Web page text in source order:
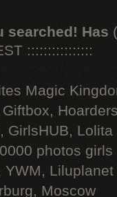
searched! Has
::::::::::::::::
Magic
GirlsHUB, Lolita
photos
YWM, Liluplanet
Moscow